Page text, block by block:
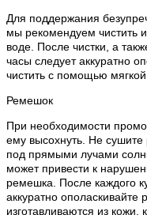
Для поддержания
мы рекомендуем чистить
воде. После чистки, а
часы следует аккуратно
чистить с помощью мягкой
Ремешок
При необходимости
ему высохнуть. Не
под прямыми лучами
может привести к
ремешка. После каждого
аккуратно
изготавливаются из кожи,